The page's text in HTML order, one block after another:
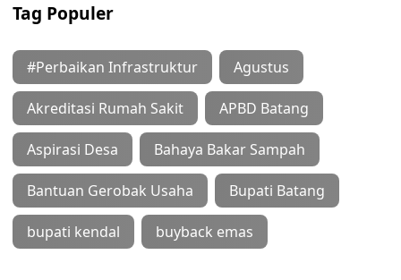
Tag Populer
#Perbaikan Infrastruktur Agustus
Akreditasi Rumah Sakit APBD Batang
Aspirasi Desa Bahaya Bakar Sampah
Bantuan Gerobak Usaha Bupati Batang
bupati kendal buyback emas